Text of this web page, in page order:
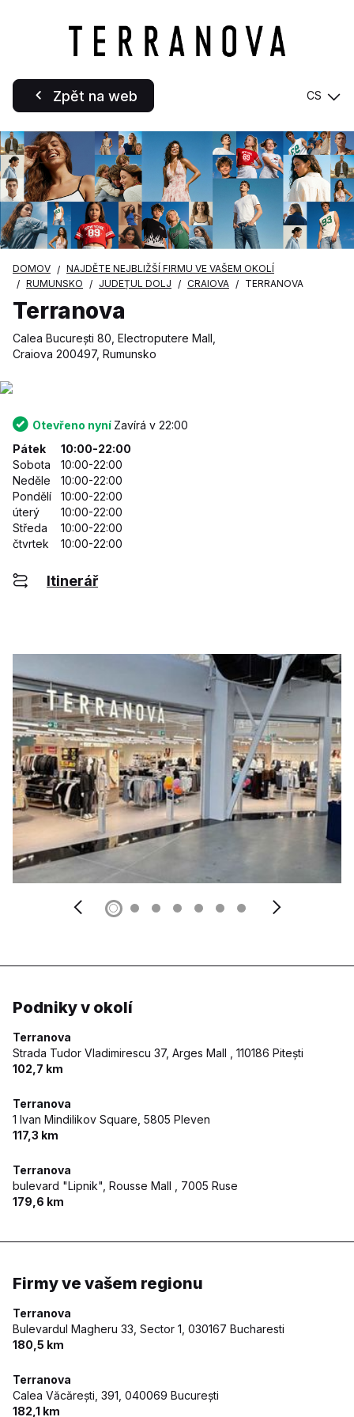
Zpět na web CS
DOMOV
NAJDĚTE NEJBLIŽŠÍ FIRMU VE VAŠEM OKOLÍ
RUMUNSKO
JUDEȚUL DOLJ CRAIOVA TERRANOVA
Terranova
Calea București 80, Electroputere Mall,
Craiova 200497, Rumunsko
Otevřeno nyní Zavírá v 22:00
Pátek
10:00-22:00
Sobota
10:00-22:00
Neděle
10:00-22:00
Pondělí
10:00-22:00
úterý
10:00-22:00
Středa
10:00-22:00
čtvrtek
10:00-22:00
Itinerář
Podniky v okolí
Terranova
Strada Tudor Vladimirescu 37, Arges Mall ,
110186 Pitești
102,7 km
Terranova
1 Ivan Mindilikov Square, 5805 Pleven
117,3 km
Terranova
bulevard "Lipnik", Rousse Mall ,
7005 Ruse
179,6 km
Firmy ve vašem regionu
Terranova
Bulevardul Magheru 33, Sector 1, 030167 Bucharesti
180,5 km
Terranova
Calea Văcărești, 391, 040069 București
182,1 km